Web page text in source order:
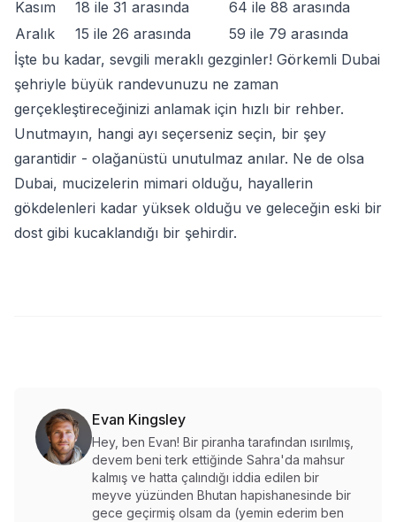
Kasım
18 ile 31 arasında
64 ile 88 arasında
Aralık
15 ile 26 arasında
59 ile 79 arasında
İşte bu kadar, sevgili meraklı gezginler! Görkemli Dubai
şehriyle büyük randevunuzu ne zaman
gerçekleştireceğinizi anlamak için hızlı bir rehber.
Unutmayın, hangi ayı seçerseniz seçin, bir şey
garantidir - olağanüstü unutulmaz anılar. Ne de olsa
Dubai, mucizelerin mimari olduğu, hayallerin
gökdelenleri kadar yüksek olduğu ve geleceğin eski bir
dost gibi kucaklandığı bir şehirdir.
Evan Kingsley
Hey, ben Evan! Bir piranha tarafından ısırılmış,
devem beni terk ettiğinde Sahra'da mahsur
kalmış ve hatta çalındığı iddia edilen bir
meyve yüzünden Bhutan hapishanesinde bir
gece geçirmiş olsam da (yemin ederim ben